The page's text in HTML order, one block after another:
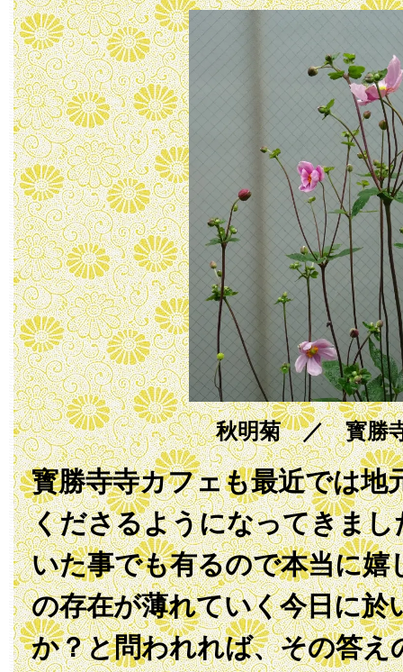
秋明菊 ／ 寳勝
寳勝寺寺カフェも最近では地
くださるようになってきまし
いた事でも有るので本当に嬉
の存在が薄れていく今日に於
か？と問われれば、その答え